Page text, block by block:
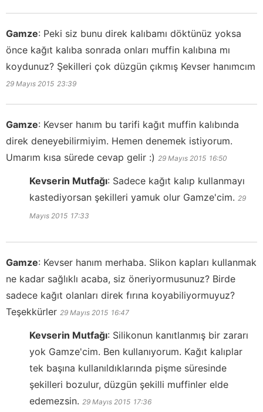
Gamze: Peki siz bunu direk kalıbamı döktünüz yoksa
önce kağıt kalıba sonrada onları muffin kalıbına mı
koydunuz? Şekilleri çok düzgün çıkmış Kevser hanımcım
29 Mayıs 2015 23:39
Gamze: Kevser hanım bu tarifi kağıt muffin kalıbında
direk deneyebilirmiyim. Hemen denemek istiyorum.
Umarım kısa sürede cevap gelir :) 29 Mayıs 2015 16:50
Kevserin Mutfağı: Sadece kağıt kalıp kullanmayı
kastediyorsan şekilleri yamuk olur Gamze'cim. 29
Mayıs 2015 17:33
Gamze: Kevser hanım merhaba. Slikon kapları kullanmak
ne kadar sağlıklı acaba, siz öneriyormusunuz? Birde
sadece kağıt olanları direk fırına koyabiliyormuyuz?
Teşekkürler 29 Mayıs 2015 16:47
Kevserin Mutfağı: Silikonun kanıtlanmış bir zararı
yok Gamze'cim. Ben kullanıyorum. Kağıt kalıplar
tek başına kullanıldıklarında pişme süresinde
şekilleri bozulur, düzgün şekilli muffinler elde
edemezsin. 29 Mayıs 2015 17:36